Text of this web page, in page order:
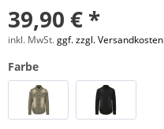
39,90 € *
inkl. MwSt.ggf. zzgl. Versandkosten
Farbe